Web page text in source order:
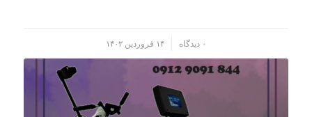
۰ دیدگاه ۱۴ فروردین ۱۴۰۲